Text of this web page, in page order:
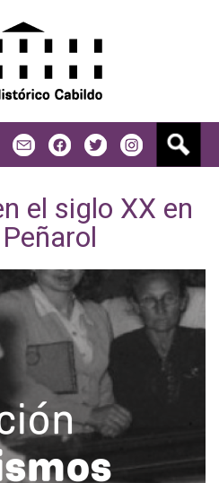
el siglo XX en
s